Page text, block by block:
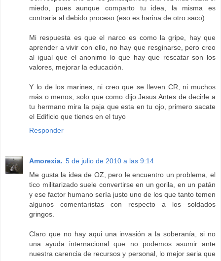
miedo, pues aunque comparto tu idea, la misma es
contraria al debido proceso (eso es harina de otro saco)
Mi respuesta es que el narco es como la gripe, hay que
aprender a vivir con ello, no hay que resginarse, pero creo
al igual que el anonimo lo que hay que rescatar son los
valores, mejorar la educación.
Y lo de los marines, ni creo que se lleven CR, ni muchos
más o menos, solo que como dijo Jesus Antes de decirle a
tu hermano mira la paja que esta en tu ojo, primero sacate
el Edificio que tienes en el tuyo
Responder
Amorexia. 5 de julio de 2010 a las 9:14
Me gusta la idea de OZ, pero le encuentro un problema, el
tico militarizado suele convertirse en un gorila, en un patán
y ese factor humano sería justo uno de los que tanto temen
algunos comentaristas con respecto a los soldados
gringos.
Claro que no hay aqui una invasión a la soberanía, si no
una ayuda internacional que no podemos asumir ante
nuestra carencia de recursos y personal, lo mejor seria que